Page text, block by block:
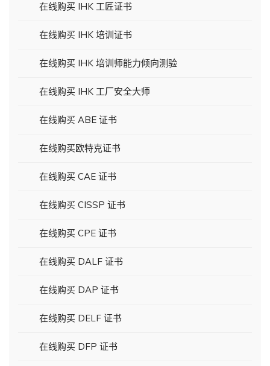
在线购买 IHK 工匠证书
在线购买 IHK 培训证书
在线购买 IHK 培训师能力倾向测验
在线购买 IHK 工厂安全大师
在线购买 ABE 证书
在线购买欧特克证书
在线购买 CAE 证书
在线购买 CISSP 证书
在线购买 CPE 证书
在线购买 DALF 证书
在线购买 DAP 证书
在线购买 DELF 证书
在线购买 DFP 证书